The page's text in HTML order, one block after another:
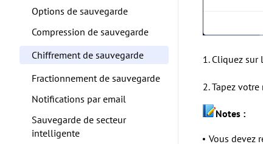
Options de sauvegarde
Compression de sauvegarde
Chiffrement de sauvegarde
Fractionnement de sauvegarde
Notifications par email
Sauvegarde de secteur
intelligente
1. Cliquez
2. Tapez
Notes :
Vous devez